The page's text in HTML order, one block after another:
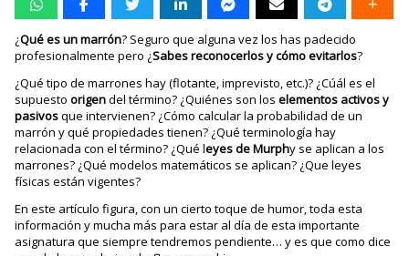
¿Qué es un marrón? Seguro que alguna vez los has padecido
profesionalmente pero ¿Sabes reconocerlos y cómo evitarlos?
¿Qué tipo de marrones hay (flotante, imprevisto, etc.)? ¿Cúál es el
supuestoorigendel término? ¿Quiénes son loselementos activos y
pasivosque intervienen? ¿Cómo calcular la probabilidad de un
marrón y qué propiedades tienen? ¿Qué terminología hay
relacionada con el término? ¿Qué leyes de Murphy se aplican a los
marrones? ¿Qué modelos matemáticos se aplican? ¿Que leyes
físicas están vigentes?
En este artículo figura, con un cierto toque de humor, toda esta
información y mucha más para estar al día de esta importante
asignatura que siempre tendremos pendiente… y es que como dice